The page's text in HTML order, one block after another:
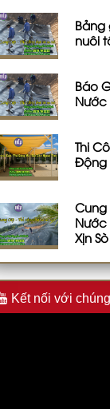
Bảng
nuôi
Báo
Nước
Thi
Động
Cung
Nước
Xịn Sò
Kết nối với